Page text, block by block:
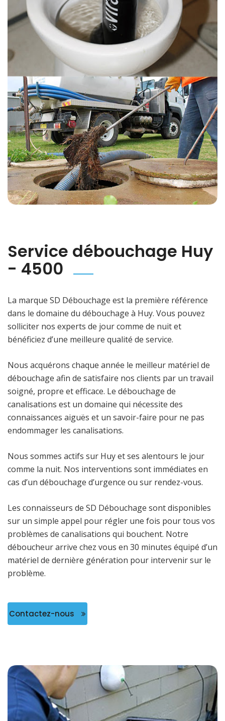
Service débouchage Huy
- 4500
La marque SD Débouchage est la première référence
dans le domaine du débouchage à Huy. Vous pouvez
solliciter nos experts de jour comme de nuit et
bénéficiez d’une meilleure qualité de service.
Nous acquérons chaque année le meilleur matériel de
débouchage afin de satisfaire nos clients par un travail
soigné, propre et efficace. Le débouchage de
canalisations est un domaine qui nécessite des
connaissances aiguës et un savoir-faire pour ne pas
endommager les canalisations.
Nous sommes actifs sur Huy et ses alentours le jour
comme la nuit. Nos interventions sont immédiates en
cas d’un débouchage d’urgence ou sur rendez-vous.
Les connaisseurs de SD Débouchage sont disponibles
sur un simple appel pour régler une fois pour tous vos
problèmes de canalisations qui bouchent. Notre
déboucheur arrive chez vous en 30 minutes équipé d’un
matériel de dernière génération pour intervenir sur le
problème.
Contactez-nous